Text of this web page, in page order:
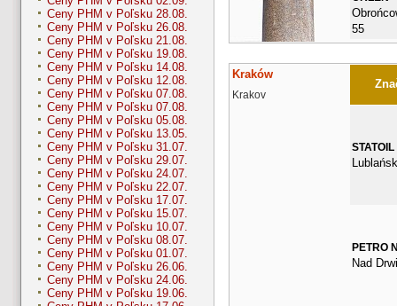
Ceny PHM v Poľsku 28.08.
Ceny PHM v Poľsku 26.08.
Ceny PHM v Poľsku 21.08.
Ceny PHM v Poľsku 19.08.
Ceny PHM v Poľsku 14.08.
Ceny PHM v Poľsku 12.08.
Ceny PHM v Poľsku 07.08.
Ceny PHM v Poľsku 07.08.
Ceny PHM v Poľsku 05.08.
Ceny PHM v Poľsku 13.05.
Ceny PHM v Poľsku 31.07.
Ceny PHM v Poľsku 29.07.
Ceny PHM v Poľsku 24.07.
Ceny PHM v Poľsku 22.07.
Ceny PHM v Poľsku 17.07.
Ceny PHM v Poľsku 15.07.
Ceny PHM v Poľsku 10.07.
Ceny PHM v Poľsku 08.07.
Ceny PHM v Poľsku 01.07.
Ceny PHM v Poľsku 26.06.
Ceny PHM v Poľsku 24.06.
Ceny PHM v Poľsku 19.06.
55
Kraków
Krakov
STATOIL
PETRO
Nad